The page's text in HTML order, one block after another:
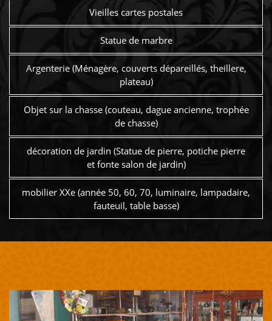
Vieilles cartes postales
Statue de marbre
Argenterie (Ménagère, couverts dépareillés, theillere,
plateau)
Objet sur la chasse (couteau, dague ancienne, trophée
de chasse)
décoration de jardin (Statue de pierre, potiche pierre
et fonte salon de jardin)
mobilier XXe (année 50, 60, 70, luminaire, lampadaire,
fauteuil, table basse)